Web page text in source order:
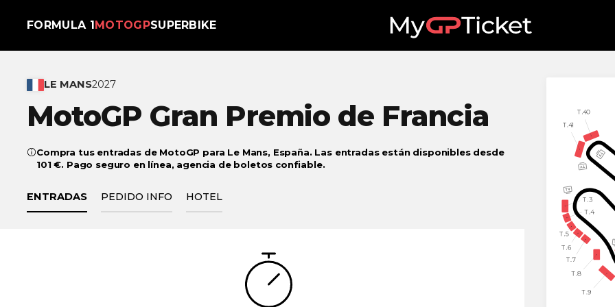
FORMULA 1 MOTOGPSUPERBIKE
LE MANS2027
MotoGP Gran Premio de Francia
Compra tus entradas de MotoGP para Le Mans, España. Las entradas están disponibles desde
101 €. Pago seguro en línea, agencia de boletos confiable.
ENTRADAS PEDIDO INFO HOTEL